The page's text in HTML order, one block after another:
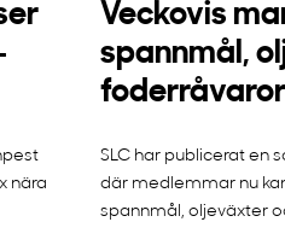
nära
Veckovis
spannmål,
SLC har publicerat en
där medlemmar nu
spannmål, oljeväxter